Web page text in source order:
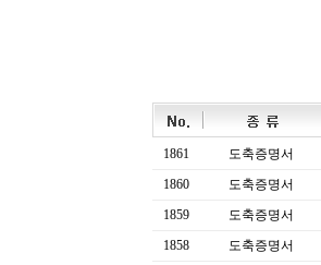
1861 도축증명서
1860
도축증명서
1859
도축증명서
1858
도축증명서